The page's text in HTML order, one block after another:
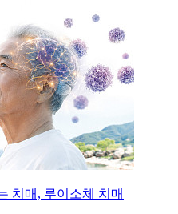
치매, 루이소체 치매